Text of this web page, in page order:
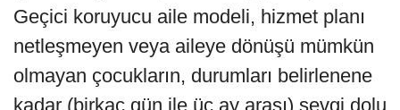
Geçici koruyucu aile modeli, hizmet planı
netleşmeyen veya aileye dönüşü mümkün
olmayan çocukların, durumları belirlenene
kadar (birkaç gün ile üç ay arası) sevgi dolu